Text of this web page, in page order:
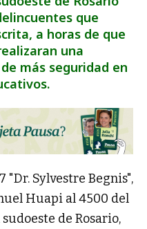
que
a horas de que
una
más seguridad en
"Dr. Sylvestre Begnis",
Huapi al 4500 del
de Rosario,